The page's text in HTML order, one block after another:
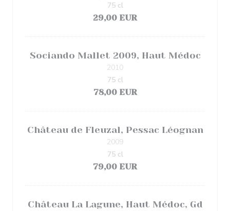
29,00 EUR
75 cl
Sociando Mallet 2009, Haut Médoc
2010
78,00 EUR
75 cl
Château de Fleuzal, Pessac Léognan
2009
79,00 EUR
75 cl
Château La Lagune, Haut Médoc, Gd